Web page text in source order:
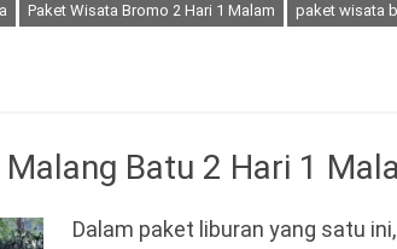
Paket Wisata Bromo 2 Hari 1 Malam
paket wisata
Batu 2 Hari 1
Dalam paket liburan yang satu